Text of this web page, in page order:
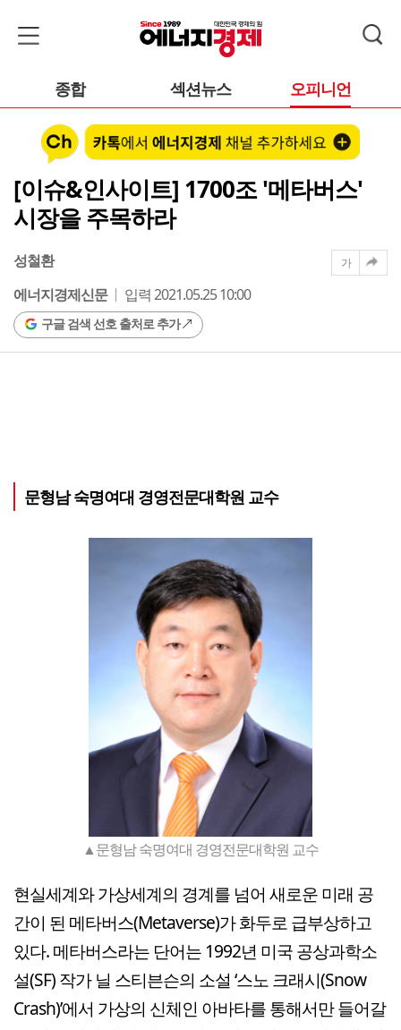
종합 섹션뉴스 오피니언
[이슈&인사이트] 1700조 '메타버스'
시장을 주목하라
성철환
에너지경제신문
입력 2021.05.25 10:00
구글 검색 선호 출처로 추가
가
문형남 숙명여대 경영전문대학원 교수
▲문형남 숙명여대 경영전문대학원 교수
현실세계와 가상세계의 경계를 넘어 새로운 미래 공
간이 된 메타버스(Metaverse)가 화두로 급부상하고
있다. 메타버스라는 단어는 1992년 미국 공상과학소
설(SF) 작가 닐 스티븐슨의 소설 ‘스노 크래시(Snow
Crash)’에서 가상의 신체인 아바타를 통해서만 들어갈